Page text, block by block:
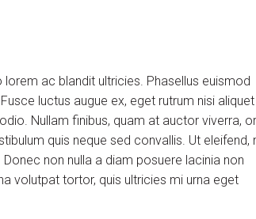
ac blandit ultricies. Phasellus euismod
luctus augue ex, eget rutrum nisi aliquet
Nullam finibus, quam at auctor viverra,
quis neque sed convallis. Ut eleifend,
non nulla a diam posuere lacinia non
volutpat tortor, quis ultricies mi urna eget